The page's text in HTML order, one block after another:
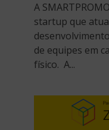
A
startup que
de equipes em
físico. A...